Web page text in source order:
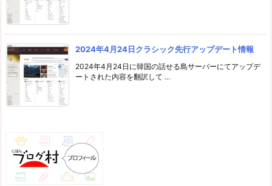
2024年4月24日クラシック先行アップデート情報
2024年4月24日に韓国の話せる島サーバーにてアップデ
ートされた内容を翻訳して ...